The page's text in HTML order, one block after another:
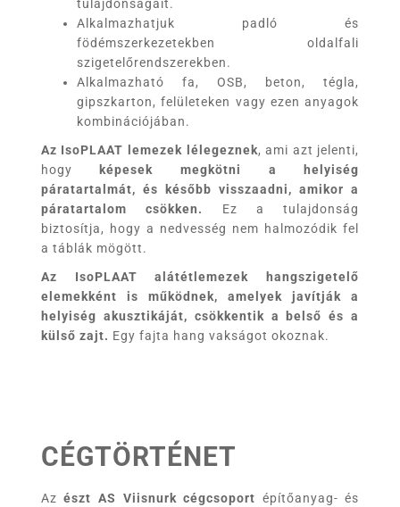
tulajdonságait.
Alkalmazhatjuk padló és
födémszerkezetekben oldalfali
szigetelőrendszerekben.
Alkalmazható fa, OSB, beton, tégla,
gipszkarton, felületeken vagy ezen anyagok
kombinációjában.
Az IsoPLAAT lemezek
lélegeznek, ami azt jelenti,
hogy képesek megkötni a helyiség
páratartalmát, és később visszaadni, amikor a
páratartalom csökken. Ez a tulajdonság
biztosítja, hogy a nedvesség nem halmozódik fel
a táblák mögött.
Az IsoPLAAT alátétlemezek hangszigetelő
elemekként is működnek, amelyek javítják a
helyiség akusztikáját, csökkentik a belső és a
külső zajt. Egy fajta hang vakságot okoznak.
CÉGTÖRTÉNET
Azészt AS Viisnurk cégcsoport építőanyag- és